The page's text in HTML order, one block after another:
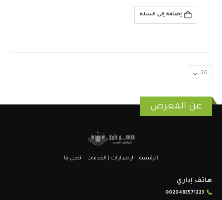
إضافة إلى السلة
عن المعرض
الرئيسية الإصدارات الخدمات اتصل بنا
هاتف إداري
0020483571223